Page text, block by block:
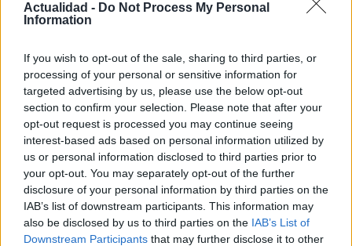
Actualidad - Do Not Process My Personal
Information
If you wish to opt-out of the sale, sharing to third parties, or
processing of your personal or sensitive information for
targeted advertising by us, please use the below opt-out
section to confirm your selection. Please note that after your
opt-out request is processed you may continue seeing
interest-based ads based on personal information utilized by
us or personal information disclosed to third parties prior to
your opt-out. You may separately opt-out of the further
disclosure of your personal information by third parties on the
IAB’s list of downstream participants. This information may
also be disclosed by us to third parties on the IAB’s List of
Downstream Participants that may further disclose it to other
La política exterior de Donald Trump, especialmente en…
POLÍTICA